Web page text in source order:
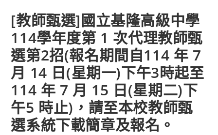
[教師甄選]國立基隆高級中學
114學年度第 1 次代理教師甄
選第2招(報名期間自114 年 7
月 14 日(星期一)下午3時起至
114 年 7 月 15 日(星期二)下
午5 時止)，請至本校教師甄
選系統下載簡章及報名。